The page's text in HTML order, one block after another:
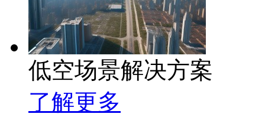
低空场景解决方案
了解更多